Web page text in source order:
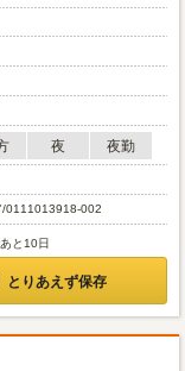
夜
夜勤
0111013918-002
と10日
とりあえず保存